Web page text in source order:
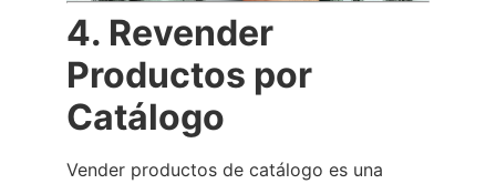
4. Revender
Productos por
Catálogo
Vender productos de catálogo es una